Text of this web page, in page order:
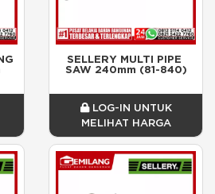
SELLERY MULTI PIPE
SAW 240mm (81-840)
LOG-IN UNTUK
MELIHAT HARGA